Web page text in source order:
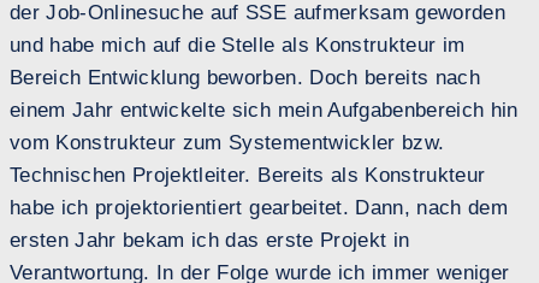
der Job-Onlinesuche auf SSE aufmerksam geworden
und habe mich auf die Stelle als Konstrukteur im
Bereich Entwicklung beworben. Doch bereits nach
einem Jahr entwickelte sich mein Aufgabenbereich hin
vom Konstrukteur zum Systementwickler bzw.
Technischen Projektleiter. Bereits als Konstrukteur
habe ich projektorientiert gearbeitet. Dann, nach dem
ersten Jahr bekam ich das erste Projekt in
Verantwortung. In der Folge wurde ich immer weniger